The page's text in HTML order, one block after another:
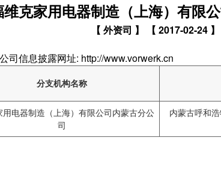
维克家用电器制造（上海）有限
【 外资司 】 【 2017-02-24 】
司信息披露网址: http://www.vorwerk.cn
分支机构名称
用电器制造（上海）有限公司内蒙古分公
司
内蒙古呼和